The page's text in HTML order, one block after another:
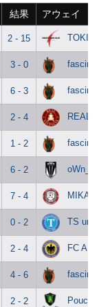
結果 アウェイ
2 - 15
3 - 0 fascinar
6 - 3 fascinar
2 - 4 REAL
1 - 2 fascinar
6 - 2
7 - 4
0 - 2 TS
2 - 4 FC
4 - 6 fascinar
2 - 2 Pouca